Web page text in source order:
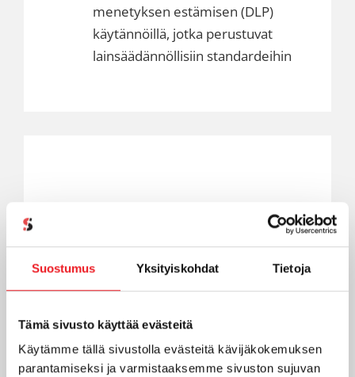
Suostumus Yksityiskohdat Tietoja
Tämä sivusto käyttää evästeitä
Käytämme tällä sivustolla evästeitä kävijäkokemuksen
parantamiseksi ja varmistaaksemme sivuston sujuvan
menetyksen estämisen (DLP)
käytännöillä, jotka perustuvat
lainsäädännöllisiin standardeihin
11,70€/kk (+ alv)
TILAA